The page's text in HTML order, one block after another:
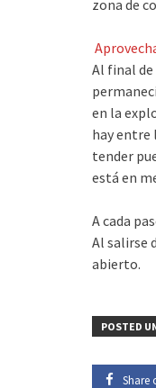
zona de
Al final de
en la
hay entre
tender
está en
A cada
Al salirse
abierto.
POSTED
Share